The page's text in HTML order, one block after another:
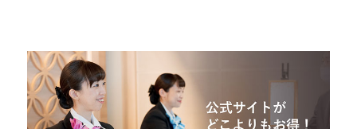
Members メンバーズクラブ
ポイント
次回宿泊料金の割引や
無料チケットなどに交換可能
獲得なし
10時まで
宿泊
会員登録確認メール再送
パスワードの再設定